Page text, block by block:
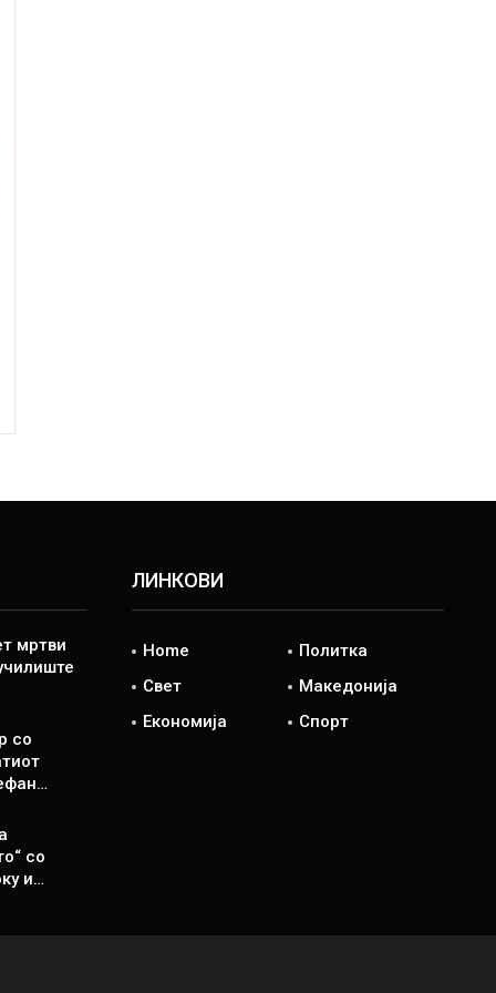
мртви
со
со
и…
ЛИНКОВИ
Home
Политка
Свет
Македонија
Економија
Спорт